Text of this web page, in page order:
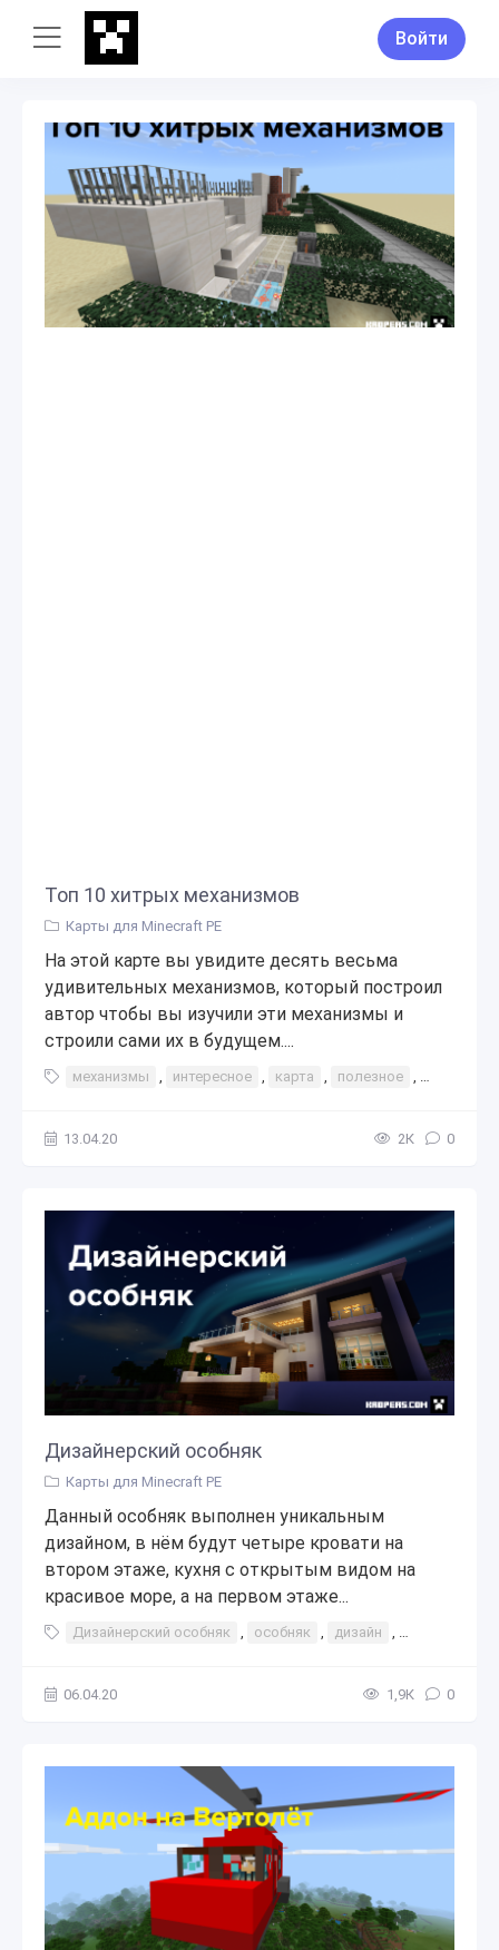
Войти
Топ 10 хитрых механизмов
Карты для Minecraft PE
На этой карте вы увидите десять весьма
удивительных механизмов, который построил
автор чтобы вы изучили эти механизмы и
строили сами их в будущем....
механизмы , интересное , карта , полезное , редстоун
13.04.20 2К 0
Дизайнерский особняк
Карты для Minecraft PE
Данный особняк выполнен уникальным
дизайном, в нём будут четыре кровати на
втором этаже, кухня с открытым видом на
красивое море, а на первом этаже...
Дизайнерский особняк , особняк , дизайн ,
06.04.20 1,9К 0